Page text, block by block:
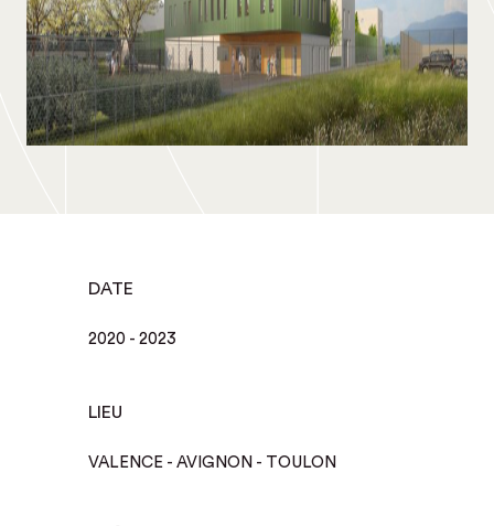
DATE
2020 - 2023
LIEU
VALENCE - AVIGNON - TOULON